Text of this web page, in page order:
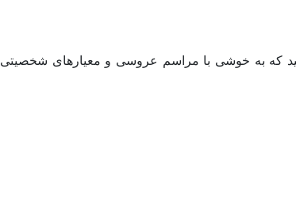
کنید که به خوشی با مراسم عروسی و معیارهای شخصیتی